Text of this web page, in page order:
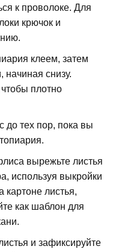
к проволоке. Для
крючок и
клеем, затем
начиная снизу.
плотно
до тех пор, пока вы
вырежьте листья
используя выкройки
картоне листья,
как шаблон для
и зафиксируйте